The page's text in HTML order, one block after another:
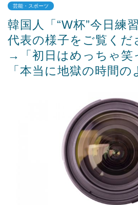
Powered by livedoor 相互RSS
芸能・スポーツ
韓国人「“W杯”今日練
代表の様子をご覧くだ
→「初日はめっちゃ笑
「本当に地獄の時間の